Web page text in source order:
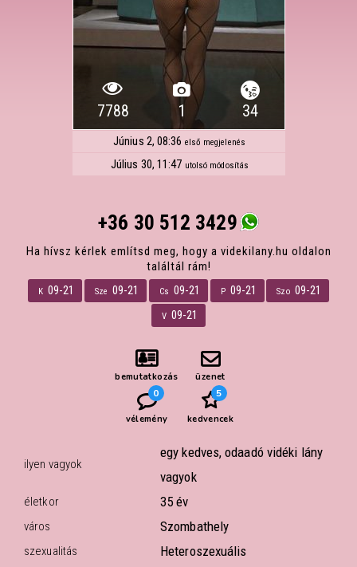
7788 1 34
Június 2, 08:36 első megjelenés
Július 30, 11:47 utolsó módosítás
+36 30 512 3429
Ha hívsz kérlek említsd meg, hogy a videkilany.hu oldalon
találtál rám!
K 09-21 Sze 09-21 Cs 09-21 P 09-21 Szo 09-21
V 09-21
bemutatkozás üzenet
0
vélemény
5
kedvencek
ilyen vagyok
egy kedves, odaadó vidéki lány
vagyok
életkor 35 év
város Szombathely
szexualitás Heteroszexuális